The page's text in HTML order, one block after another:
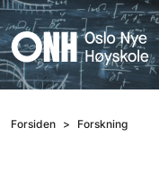
Hopp til hovedinnhold
Forsiden Forskning